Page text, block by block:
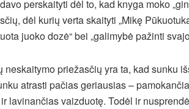
perskaityti dėl to, kad knyga moko
dėl kurių verta skaityti „Mikę
juoko dozė“ bei „galimybė pažinti
neskaitymo priežasčių yra ta, kad sunku
atrasti pačias geriausias –
lavinančias vaizduotę. Todėl ir